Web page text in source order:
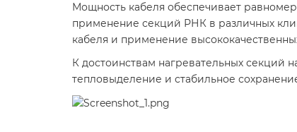
Мощность кабеля обеспечивает
применение секций РНК в различных
кабеля и применение
К достоинствам нагревательных секций
тепловыделение и стабильное